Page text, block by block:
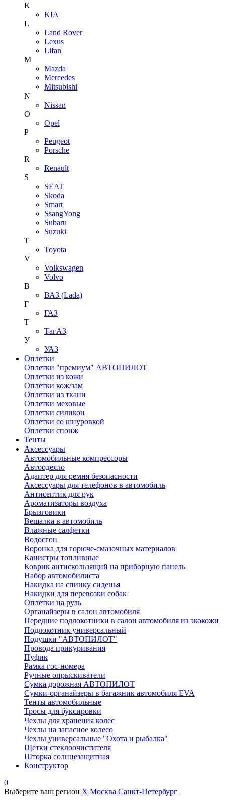
K
KIA
L
Land Rover
Lexus
Lifan
M
Mazda
Mercedes
Mitsubishi
N
Nissan
O
Opel
P
Peugeot
Porsche
R
Renault
S
SEAT
Skoda
Smart
SsangYong
Subaru
Suzuki
T
Toyota
V
Volkswagen
Volvo
В
ВАЗ (Lada)
Г
ГАЗ
Т
ТагАЗ
У
УАЗ
Оплетки
Оплетки "премиум" АВТОПИЛОТ
Оплетки из кожи
Оплетки кож/зам
Оплетки из ткани
Оплетки меховые
Оплетки силикон
Оплетки со шнуровкой
Оплетки спонж
Тенты
Аксессуары
Автомобильные компрессоры
Автоодеяло
Адаптер для ремня безопасности
Аксессуары для телефонов в автомобиль
Антисептик для рук
Ароматизаторы воздуха
Брызговики
Вешалка в автомобиль
Влажные салфетки
Водосгон
Воронка для горюче-смазочных материалов
Канистры топливные
Коврик антискользящий на приборную панель
Набор автомобилиста
Накидка на спинку сиденья
Накидки для перевозки собак
Оплетки на руль
Органайзеры в салон автомобиля
Передние подлокотники в салон автомобиля из экокожи
Подлокотник универсальный
Подушки "АВТОПИЛОТ"
Провода прикуривания
Пуфик
Рамка гос-номера
Ручные опрыскиватели
Сумка дорожная АВТОПИЛОТ
Сумки-органайзеры в багажник автомобиля EVA
Тенты автомобильные
Тросы для буксировки
Чехлы для хранения колес
Чехлы на запасное колесо
Чехлы универсальные "Охота и рыбалка"
Щетки стеклоочистителя
Шторка солнцезащитная
Конструктор
0
Выберите ваш регион X Москва Санкт-Петербург